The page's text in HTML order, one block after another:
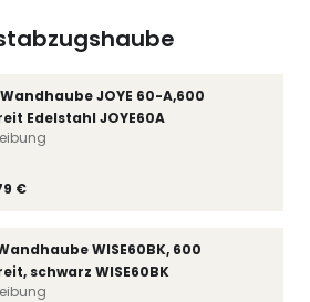
Wandhaube JOYE 60-A,600
Edelstahl JOYE60A
€
WISE60BK, 600
schwarz WISE60BK